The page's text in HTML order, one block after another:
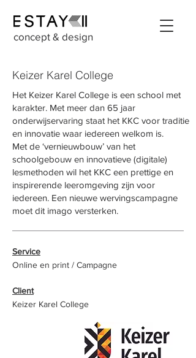
concept & design
Keizer Karel College
Het Keizer Karel College is een school met
karakter. Met meer dan 65 jaar
onderwijservaring staat het KKC voor traditie
en innovatie waar iedereen welkom is.
Met de ‘vernieuwbouw’ van het
schoolgebouw en innovatieve (digitale)
lesmethoden wil het KKC een prettige en
inspirerende leeromgeving zijn voor
iedereen. Een nieuwe wervingscampagne
moet dit imago versterken.
Service
Online en print / Campagne
Client
Keizer Karel College